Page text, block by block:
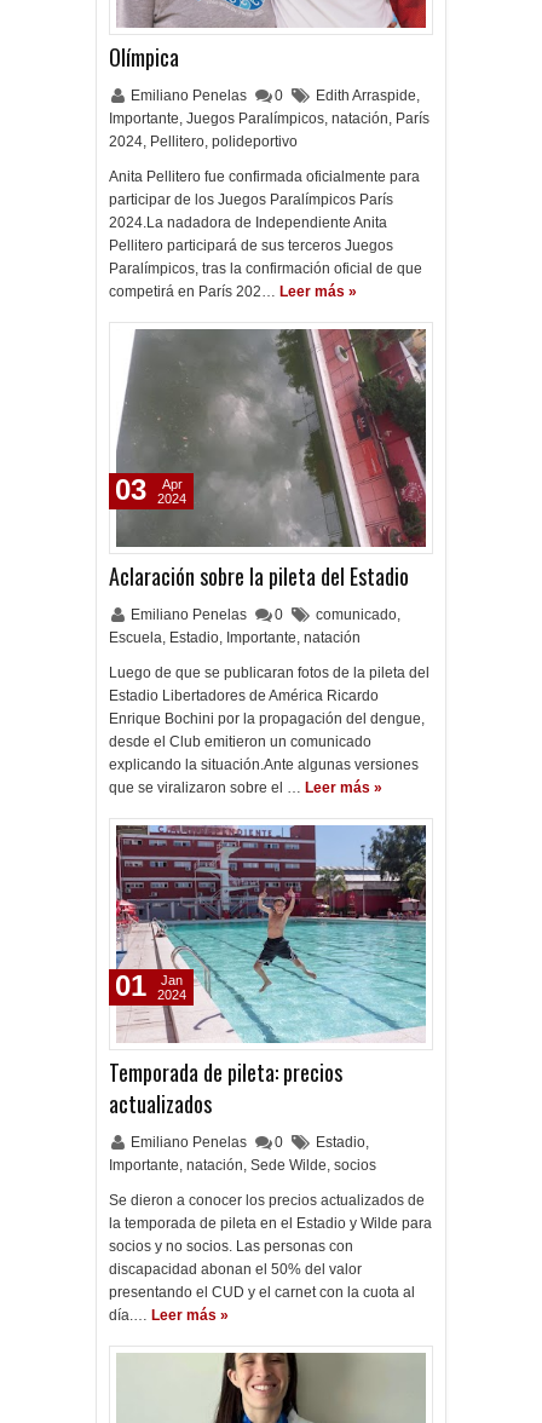
Olímpica
Emiliano Penelas 0 Edith Arraspide,
Importante, Juegos Paralímpicos, natación, París
2024, Pellitero, polideportivo
Anita Pellitero fue confirmada oficialmente para
participar de los Juegos Paralímpicos París
2024.La nadadora de Independiente Anita
Pellitero participará de sus terceros Juegos
Paralímpicos, tras la confirmación oficial de que
competirá en París 202… Leer más »
Aclaración sobre la pileta del Estadio
Emiliano Penelas 0 comunicado,
Escuela, Estadio, Importante, natación
Luego de que se publicaran fotos de la pileta del
Estadio Libertadores de América Ricardo
Enrique Bochini por la propagación del dengue,
desde el Club emitieron un comunicado
explicando la situación.Ante algunas versiones
que se viralizaron sobre el … Leer más »
03
Apr
2024
Temporada de pileta: precios
actualizados
Emiliano Penelas 0 Estadio,
Importante, natación, Sede Wilde, socios
Se dieron a conocer los precios actualizados de
la temporada de pileta en el Estadio y Wilde para
socios y no socios. Las personas con
discapacidad abonan el 50% del valor
presentando el CUD y el carnet con la cuota al
día.… Leer más »
01
Jan
2024